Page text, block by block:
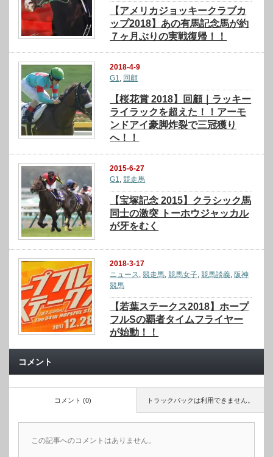
【アメリカジョッキークラブカ
ップ2018】あの有馬記念馬が約
７ヶ月ぶりの実戦復帰！！
2018-4-9
G1
回顧
【桜花賞 2018】回顧｜ラッキー
ライラックを超えた！！アーモ
ンドアイ豪脚炸裂で三冠獲り
へ！！
2015-6-27
G1
,競走馬
【宝塚記念 2015】クラシック馬
同士の激突 トーホウジャッカル
が牙をむく
2018-3-17
ニュース,競走馬,競馬女子,競馬談義, 阪神
競馬
【若葉ステークス2018】ホープ
フルSの覇者タイムフライヤー
が始動！！
コメント
トラックバックは利用できません。
コメント (0)
この記事へのコメントはありません。